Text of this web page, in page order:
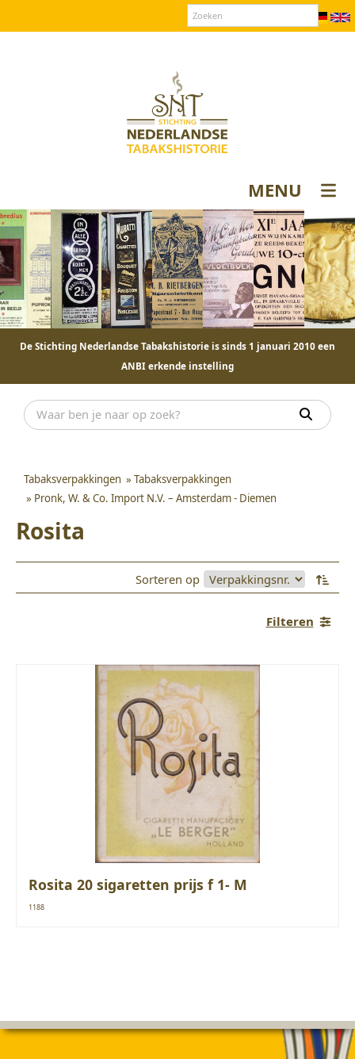
MENU
De Stichting Nederlandse Tabakshistorie is sinds 1 januari 2010 een
ANBI erkende instelling
Tabaksverpakkingen » Tabaksverpakkingen
» Pronk, W. & Co. Import N.V. – Amsterdam - Diemen
Rosita
Sorteren op
Filteren
Rosita 20 sigaretten prijs f 1- M
1188